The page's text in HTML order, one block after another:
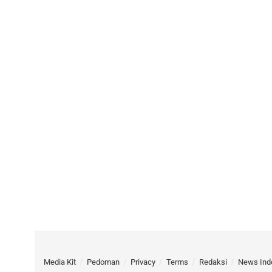
Media Kit Pedoman Privacy Terms Redaksi News